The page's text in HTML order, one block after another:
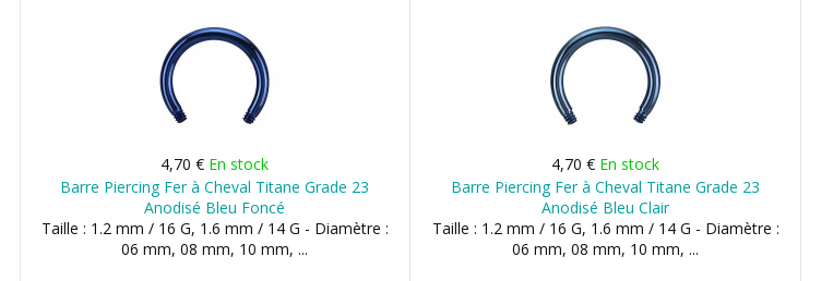
4,70 € En stock
Barre Piercing Fer à Cheval Titane Grade 23
Anodisé Bleu Foncé
Taille : 1.2 mm / 16 G, 1.6 mm / 14 G - Diamètre :
06 mm, 08 mm, 10 mm, ...
4,70 € En stock
Barre Piercing Fer à Cheval Titane Grade 23
Anodisé Bleu Clair
Taille : 1.2 mm / 16 G, 1.6 mm / 14 G - Diamètre :
06 mm, 08 mm, 10 mm, ...